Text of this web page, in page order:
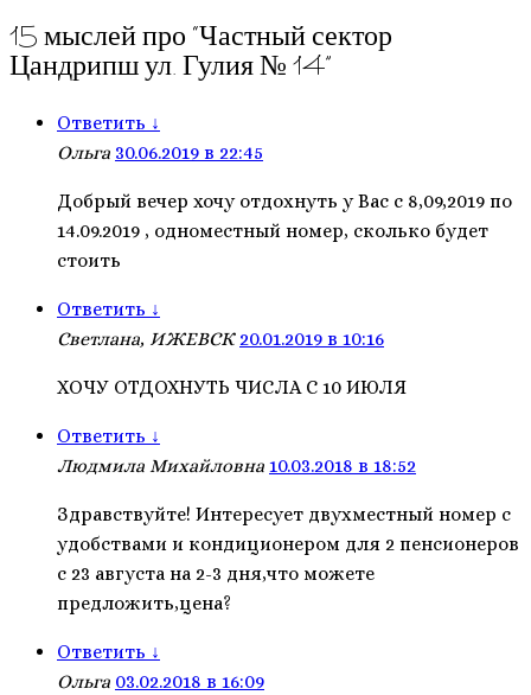
15 мыслей про “Частный сектор
Цандрипш ул. Гулия № 14”
Ответить ↓
Ольга 30.06.2019 в 22:45
Добрый вечер хочу отдохнуть у Вас с 8,09,2019 по
14.09.2019 , одноместный номер, сколько будет
стоить
Ответить ↓
Светлана, ИЖЕВСК20.01.2019 в 10:16
ХОЧУ ОТДОХНУТЬ ЧИСЛА С 10 ИЮЛЯ
Ответить ↓
Людмила Михайловна 10.03.2018 в 18:52
Здравствуйте! Интересует двухместный номер с
удобствами и кондиционером для 2 пенсионеров
с 23 августа на 2-3 дня,что можете
предложить,цена?
Ответить ↓
Ольга 03.02.2018 в 16:09